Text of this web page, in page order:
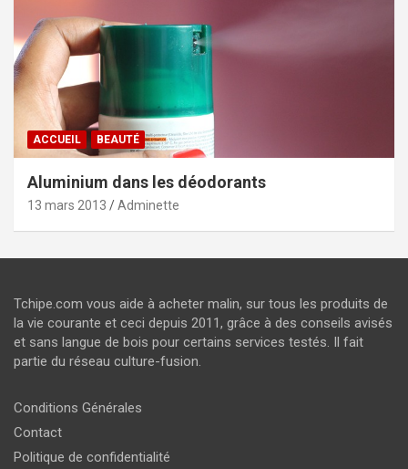
ACCUEIL BEAUTÉ
Aluminium dans les déodorants
13 mars 2013 Adminette
Tchipe.com vous aide à acheter malin, sur tous les produits de
la vie courante et ceci depuis 2011, grâce à des conseils avisés
et sans langue de bois pour certains services testés. Il fait
partie du réseau culture-fusion.
Conditions Générales
Contact
Politique de confidentialité